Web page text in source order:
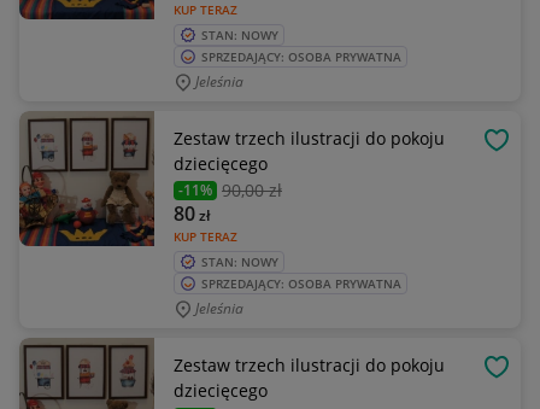
KUP TERAZ
STAN: NOWY
SPRZEDAJĄCY: OSOBA PRYWATNA
Jeleśnia
Zestaw trzech ilustracji do pokoju
dziecięcego
-11% 90,00 zł
KUP TERAZ
80zł
STAN: NOWY
SPRZEDAJĄCY: OSOBA PRYWATNA
Jeleśnia
Zestaw trzech ilustracji do pokoju
dziecięcego